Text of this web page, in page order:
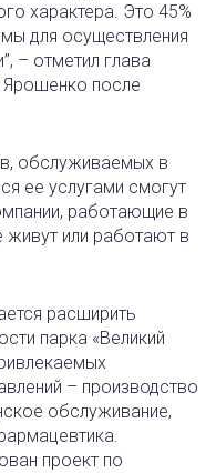
характера. Это 45%
для осуществления
– отметил глава
Ярошенко после
обслуживаемых в
ее услугами смогут
работающие в
живут или работают в
расширить
парка «Великий
– производство
обслуживание,
проект по